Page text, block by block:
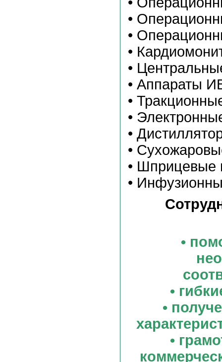
•
•
•
•
• Аппараты
•
•
•
•
• Шприцевые
•
•
•
•
•